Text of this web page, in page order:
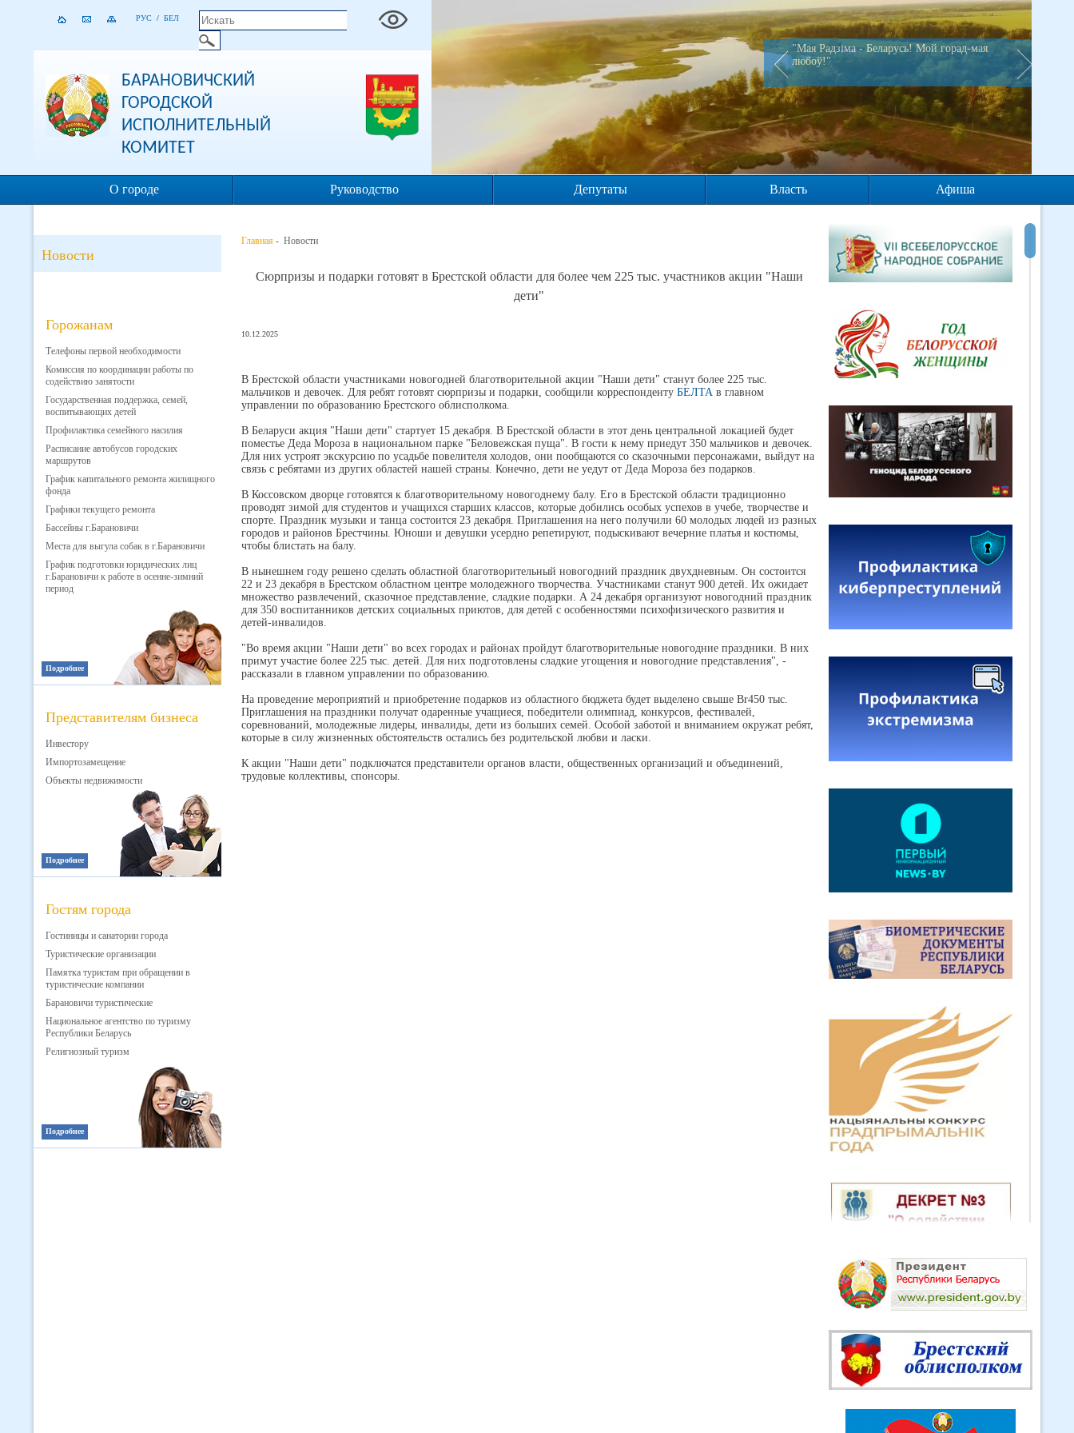
РУС / БЕЛ
БАРАНОВИЧСКИЙ
ГОРОДСКОЙ
ИСПОЛНИТЕЛЬНЫЙ
КОМИТЕТ
"Мая Радзiма - Беларусь! Мой горад-мая
любоў!"
О городе Руководство Депутаты Власть Афиша
Новости
Горожанам
Телефоны первой необходимости
Комиссия по координации работы по
содействию занятости
Государственная поддержка, семей,
воспитывающих детей
Профилактика семейного насилия
Расписание автобусов городских
маршрутов
График капитального ремонта жилищного
фонда
Графики текущего ремонта
Бассейны г.Барановичи
Места для выгула собак в г.Барановичи
График подготовки юридических лиц
г.Барановичи к работе в осенне-зимний
период
Подробнее
Представителям бизнеса
Инвестору
Импортозамещение
Объекты недвижимости
Подробнее
Гостям города
Гостиницы и санатории города
Туристические организации
Памятка туристам при обращении в
туристические компании
Барановичи туристические
Национальное агентство по туризму
Республики Беларусь
Религиозный туризм
Подробнее
Главная - Новости
Сюрпризы и подарки готовят в Брестской области для более чем 225 тыс. участников акции "Наши
дети"
10.12.2025
В Брестской области участниками новогодней благотворительной акции "Наши дети" станут более 225 тыс.
мальчиков и девочек. Для ребят готовят сюрпризы и подарки, сообщили корреспонденту БЕЛТА в главном
управлении по образованию Брестского облисполкома.
В Беларуси акция "Наши дети" стартует 15 декабря. В Брестской области в этот день центральной локацией будет
поместье Деда Мороза в национальном парке "Беловежская пуща". В гости к нему приедут 350 мальчиков и девочек.
Для них устроят экскурсию по усадьбе повелителя холодов, они пообщаются со сказочными персонажами, выйдут на
связь с ребятами из других областей нашей страны. Конечно, дети не уедут от Деда Мороза без подарков.
В Коссовском дворце готовятся к благотворительному новогоднему балу. Его в Брестской области традиционно
проводят зимой для студентов и учащихся старших классов, которые добились особых успехов в учебе, творчестве и
спорте. Праздник музыки и танца состоится 23 декабря. Приглашения на него получили 60 молодых людей из разных
городов и районов Брестчины. Юноши и девушки усердно репетируют, подыскивают вечерние платья и костюмы,
чтобы блистать на балу.
В нынешнем году решено сделать областной благотворительный новогодний праздник двухдневным. Он состоится
22 и 23 декабря в Брестском областном центре молодежного творчества. Участниками станут 900 детей. Их ожидает
множество развлечений, сказочное представление, сладкие подарки. А 24 декабря организуют новогодний праздник
для 350 воспитанников детских социальных приютов, для детей с особенностями психофизического развития и
детей-инвалидов.
"Во время акции "Наши дети" во всех городах и районах пройдут благотворительные новогодние праздники. В них
примут участие более 225 тыс. детей. Для них подготовлены сладкие угощения и новогодние представления", -
рассказали в главном управлении по образованию.
На проведение мероприятий и приобретение подарков из областного бюджета будет выделено свыше Br450 тыс.
Приглашения на праздники получат одаренные учащиеся, победители олимпиад, конкурсов, фестивалей,
соревнований, молодежные лидеры, инвалиды, дети из больших семей. Особой заботой и вниманием окружат ребят,
которые в силу жизненных обстоятельств остались без родительской любви и ласки.
К акции "Наши дети" подключатся представители органов власти, общественных организаций и объединений,
трудовые коллективы, спонсоры.